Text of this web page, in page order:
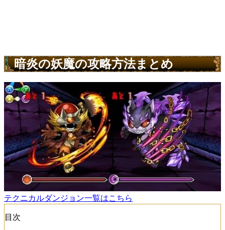
暗炎の妖魔の攻略方法まとめ
テクニカルダンジョン一覧はこちら
目次